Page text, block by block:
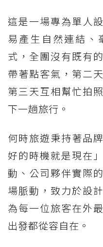
這是一場專為單人
易產生自然連結、
式，全團沒有既有
帶著點客氣，第二
第三天互相幫忙拍
下一趟旅行。
何時旅遊秉持著品
好的時機就是現在
動、公司夥伴實際
場脈動，致力於設
為每一位旅客在外
出發都從容自在。